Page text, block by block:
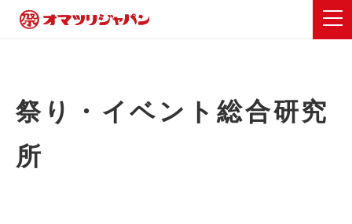
祭り・イベント総合研究
所